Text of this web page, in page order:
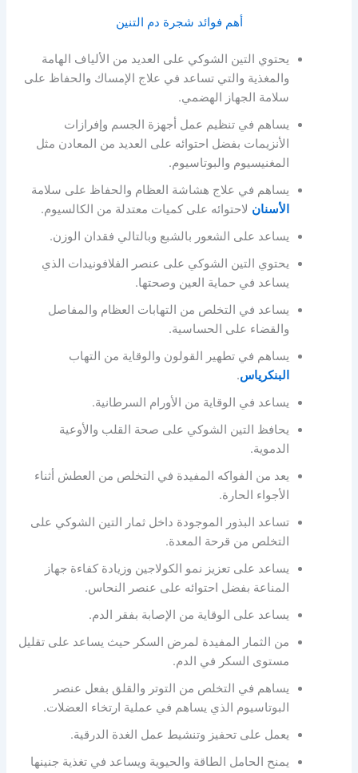
أهم فوائد شجرة دم التنين
يحتوي التين الشوكي على العديد من الألياف الهامة
والمغذية والتي تساعد في علاج الإمساك والحفاظ على
سلامة الجهاز الهضمي.
يساهم في تنظيم عمل أجهزة الجسم وإفرازات
الأنزيمات بفضل احتوائه على العديد من المعادن مثل
المغنيسيوم والبوتاسيوم.
يساهم في علاج هشاشة العظام والحفاظ على سلامة
الأسنان لاحتوائه على كميات معتدلة من الكالسيوم.
يساعد على الشعور بالشبع وبالتالي فقدان الوزن.
يحتوي التين الشوكي على عنصر الفلافونيدات الذي
يساعد في حماية العين وصحتها.
يساعد في التخلص من التهابات العظام والمفاصل
والقضاء على الحساسية.
يساهم في تطهير القولون والوقاية من التهاب
البنكرياس.
يساعد في الوقاية من الأورام السرطانية.
يحافظ التين الشوكي على صحة القلب والأوعية
الدموية.
يعد من الفواكه المفيدة في التخلص من العطش أثناء
الأجواء الحارة.
تساعد البذور الموجودة داخل ثمار التين الشوكي على
التخلص من قرحة المعدة.
يساعد على تعزيز نمو الكولاجين وزيادة كفاءة جهاز
المناعة بفضل احتوائه على عنصر النحاس.
يساعد على الوقاية من الإصابة بفقر الدم.
من الثمار المفيدة لمرض السكر حيث يساعد على تقليل
مستوى السكر في الدم.
يساهم في التخلص من التوتر والقلق بفعل عنصر
البوتاسيوم الذي يساهم في عملية ارتخاء العضلات.
يعمل على تحفيز وتنشيط عمل الغدة الدرقية.
يمنح الحامل الطاقة والحيوية ويساعد في تغذية جنينها